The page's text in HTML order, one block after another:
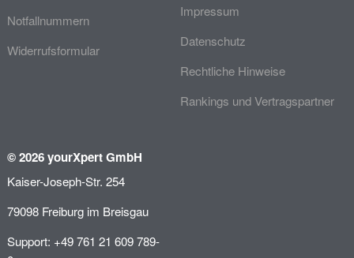
Notfallnummern
Widerrufsformular
Impressum
Datenschutz
Rechtliche Hinweise
Rankings und Vertragspartner
© 2026 yourXpert GmbH
Kaiser-Joseph-Str. 254
79098 Freiburg im Breisgau
Support: +49 761 21 609 789-